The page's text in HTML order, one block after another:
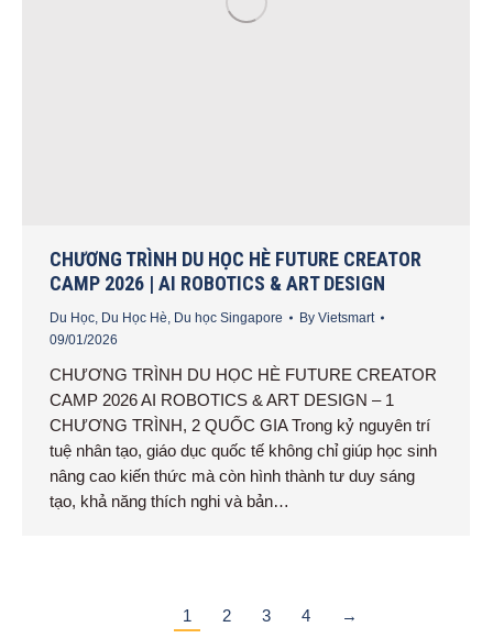
CHƯƠNG TRÌNH DU HỌC HÈ FUTURE CREATOR
CAMP 2026 | AI ROBOTICS & ART DESIGN
Du Học, Du Học Hè, Du học Singapore By Vietsmart
09/01/2026
CHƯƠNG TRÌNH DU HỌC HÈ FUTURE CREATOR
CAMP 2026 AI ROBOTICS & ART DESIGN – 1
CHƯƠNG TRÌNH, 2 QUỐC GIA Trong kỷ nguyên trí
tuệ nhân tạo, giáo dục quốc tế không chỉ giúp học sinh
nâng cao kiến thức mà còn hình thành tư duy sáng
tạo, khả năng thích nghi và bản…
1 2 3 4 →